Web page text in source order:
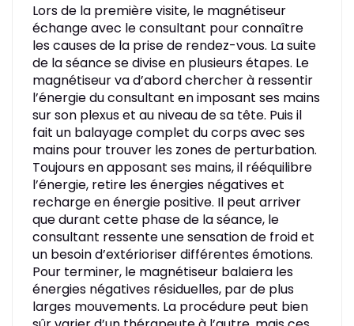
Lors de la première visite, le magnétiseur
échange avec le consultant pour connaître
les causes de la prise de rendez-vous. La suite
de la séance se divise en plusieurs étapes. Le
magnétiseur va d’abord chercher à ressentir
l’énergie du consultant en imposant ses mains
sur son plexus et au niveau de sa tête. Puis il
fait un balayage complet du corps avec ses
mains pour trouver les zones de perturbation.
Toujours en apposant ses mains, il rééquilibre
l’énergie, retire les énergies négatives et
recharge en énergie positive. Il peut arriver
que durant cette phase de la séance, le
consultant ressente une sensation de froid et
un besoin d’extérioriser différentes émotions.
Pour terminer, le magnétiseur balaiera les
énergies négatives résiduelles, par de plus
larges mouvements. La procédure peut bien